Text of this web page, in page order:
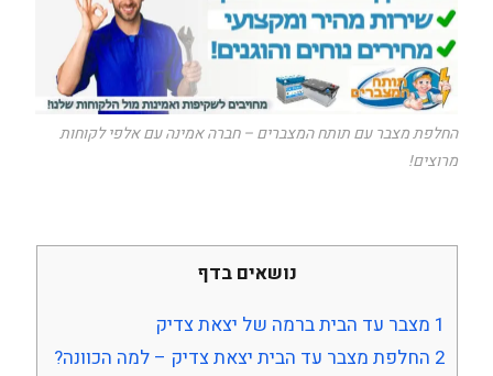
החלפת מצבר עם תותח המצברים – חברה אמינה עם אלפי לקוחות
מרוצים!
נושאים בדף
1 מצבר עד הבית ברמה של יצאת צדיק
2 החלפת מצבר עד הבית יצאת צדיק – למה הכוונה?